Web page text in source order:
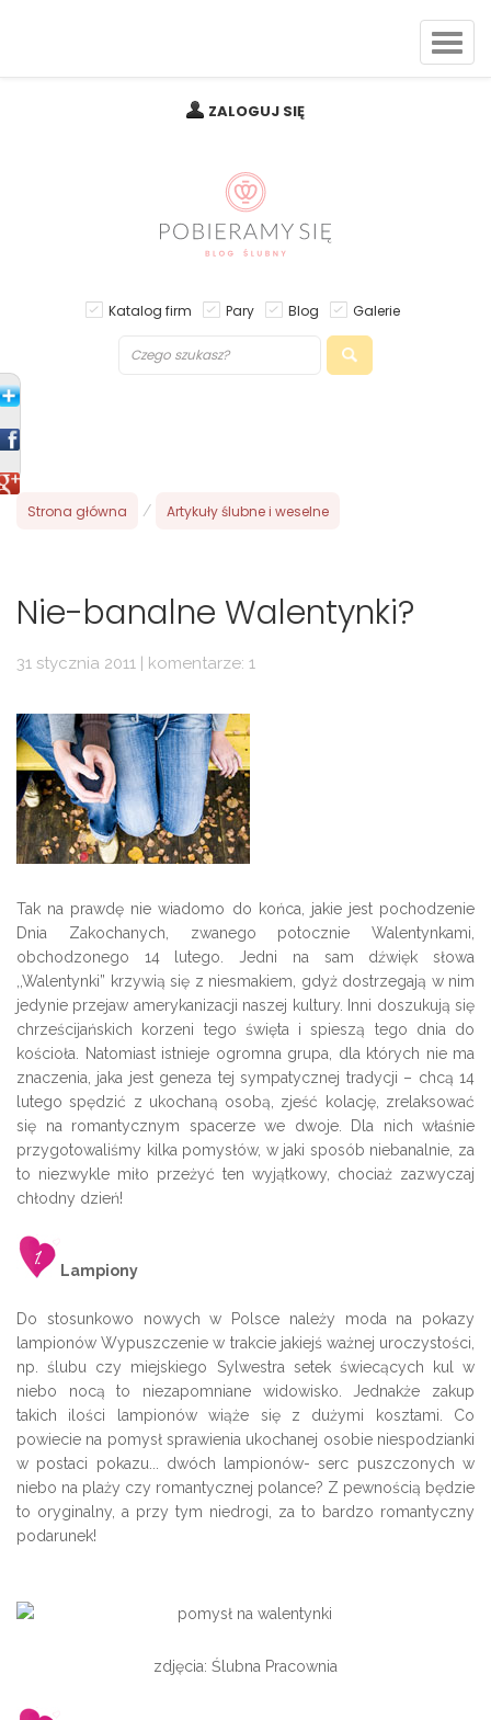
ZALOGUJ SIĘ
Katalog firm Pary Blog Galerie
Strona główna / Artykuły ślubne i weselne
Nie-banalne Walentynki?
31 stycznia 2011 | komentarze: 1
Tak na prawdę nie wiadomo do końca, jakie jest pochodzenie
Dnia Zakochanych, zwanego potocznie Walentynkami,
obchodzonego 14 lutego. Jedni na sam dźwięk słowa
,,Walentynki” krzywią się z niesmakiem, gdyż dostrzegają w nim
jedynie przejaw amerykanizacji naszej kultury. Inni doszukują się
chrześcijańskich korzeni tego święta i spieszą tego dnia do
kościoła. Natomiast istnieje ogromna grupa, dla których nie ma
znaczenia, jaka jest geneza tej sympatycznej tradycji – chcą 14
lutego spędzić z ukochaną osobą, zjeść kolację, zrelaksować
się na romantycznym spacerze we dwoje. Dla nich właśnie
przygotowaliśmy kilka pomysłów, w jaki sposób niebanalnie, za
to niezwykle miło przeżyć ten wyjątkowy, chociaż zazwyczaj
chłodny dzień!
Lampiony
Do stosunkowo nowych w Polsce należy moda na pokazy
lampionów Wypuszczenie w trakcie jakiejś ważnej uroczystości,
np. ślubu czy miejskiego Sylwestra setek świecących kul w
niebo nocą to niezapomniane widowisko. Jednakże zakup
takich ilości lampionów wiąże się z dużymi kosztami. Co
powiecie na pomysł sprawienia ukochanej osobie niespodzianki
w postaci pokazu... dwóch lampionów- serc puszczonych w
niebo na plaży czy romantycznej polance? Z pewnością będzie
to oryginalny, a przy tym niedrogi, za to bardzo romantyczny
podarunek!
zdjęcia: Ślubna Pracownia